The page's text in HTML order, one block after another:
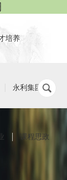
培养
永利集团
课程思政